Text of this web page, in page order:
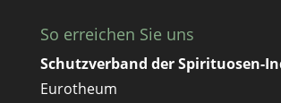
So erreichen Sie uns
Schutzverband der Spirituosen-
Eurotheum